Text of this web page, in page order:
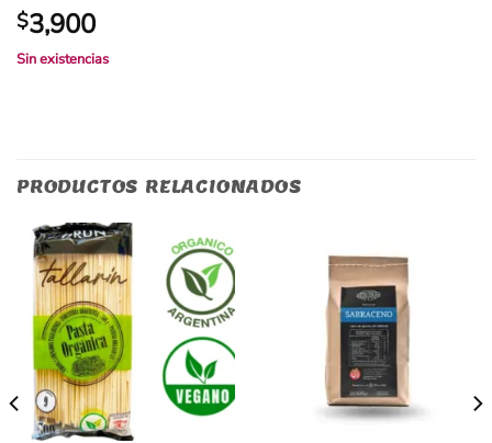
$3,900
Sin existencias
PRODUCTOS RELACIONADOS